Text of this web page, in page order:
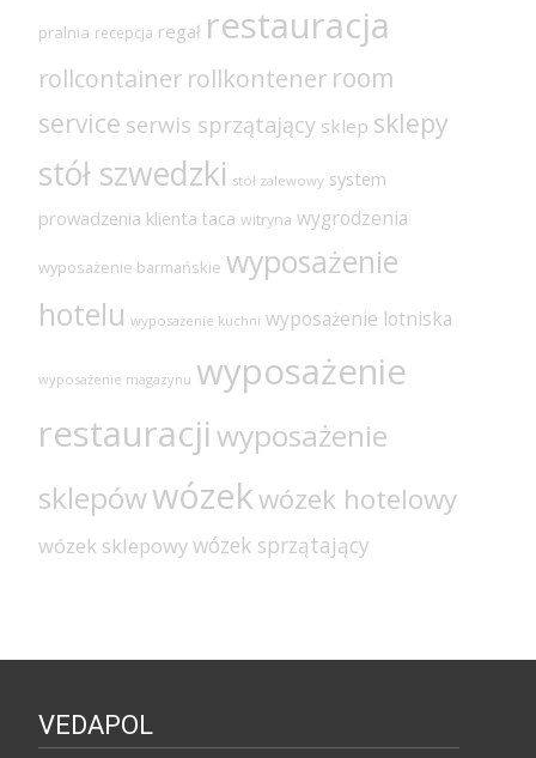
pralnia recepcja regał restauracja
rollcontainer rollkontener room
service serwis sprzątający sklep sklepy
stół szwedzki stół zalewowy system
prowadzenia klienta taca witryna wygrodzenia
wyposażenie barmańskie wyposażenie
hotelu wyposażenie kuchni wyposażenie lotniska
wyposażenie magazynu wyposażenie
restauracjiwyposażenie
sklepówwózekwózek hotelowy
wózek sklepowywózek sprzątający
VEDAPOL